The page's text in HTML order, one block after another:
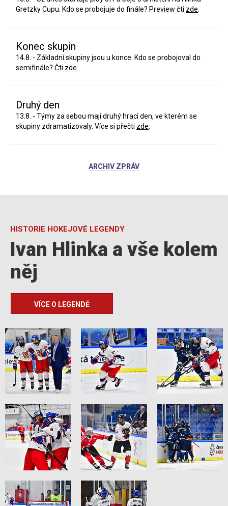
Gretzky Cupu. Kdo se probojuje do finále? Preview čti zde
Konec skupin
14.8. - Základní skupiny jsou u konce. Kdo se probojoval do
semifinále? Čti zde.
Druhý den
13.8. - Týmy za sebou mají druhý hrací den, ve kterém se
skupiny zdramatizovaly. Více si přečti zde
ARCHIV ZPRÁV
HISTORIE HOKEJOVÉ LEGENDY
Ivan Hlinka a vše kolem
něj
VÍCE O LEGENDĚ